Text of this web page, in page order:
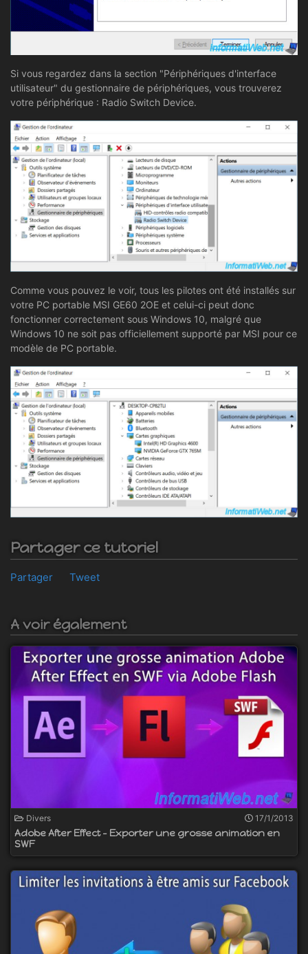
Si vous regardez dans la section "Périphériques d'interface
utilisateur" du gestionnaire de périphériques, vous trouverez
votre périphérique : Radio Switch Device.
Comme vous pouvez le voir, tous les pilotes ont été installés sur
votre PC portable MSI GE60 2OE et celui-ci peut donc
fonctionner correctement sous Windows 10, malgré que
Windows 10 ne soit pas officiellement supporté par MSI pour ce
modèle de PC portable.
Partager ce tutoriel
Partager Tweet
A voir également
Divers 17/1/2013
Adobe After Effect - Exporter une grosse animation en
SWF